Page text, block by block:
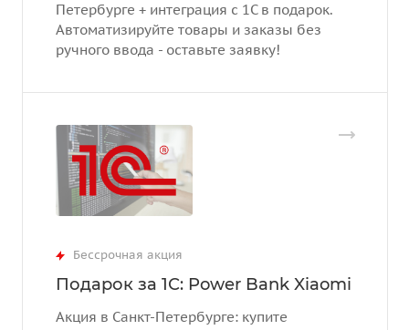
Петербурге + интеграция с 1С в подарок.
Автоматизируйте товары и заказы без
ручного ввода - оставьте заявку!
Бессрочная акция
Подарок за 1С: Power Bank Xiaomi
Акция в Санкт-Петербурге: купите